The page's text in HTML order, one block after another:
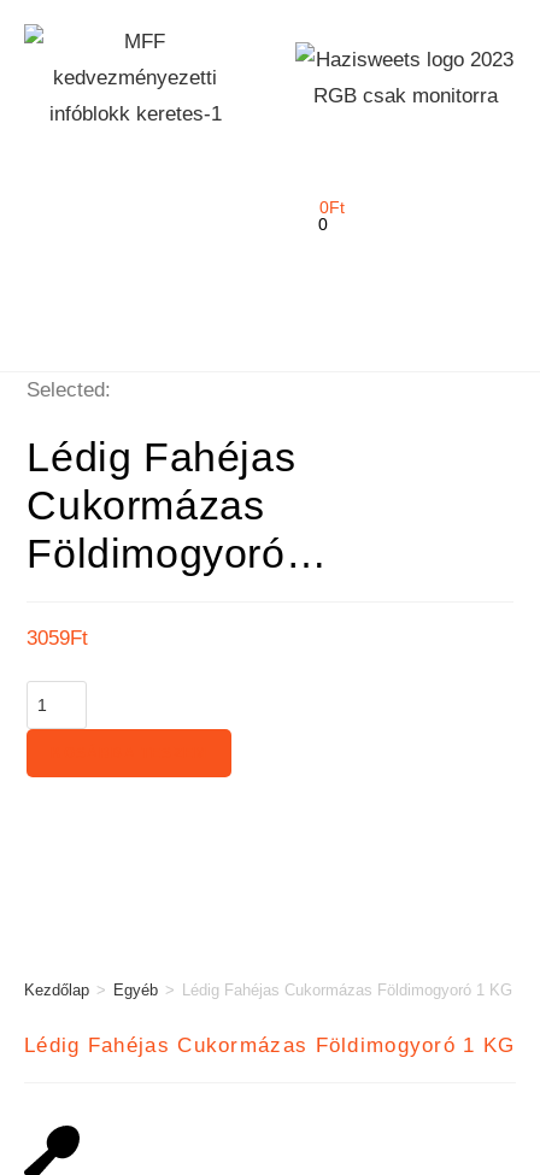
0Ft
0
Selected:
Lédig Fahéjas
Cukormázas
Földimogyoró…
3059Ft
Kezdőlap > Egyéb > Lédig Fahéjas Cukormázas Földimogyoró 1 KG
Lédig Fahéjas Cukormázas Földimogyoró 1 KG